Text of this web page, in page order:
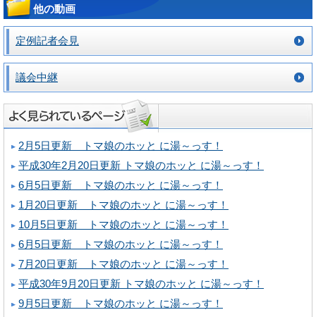
他の動画
定例記者会見
議会中継
2月5日更新 トマ娘のホッと に湯～っす！
平成30年2月20日更新 トマ娘のホッと に湯～っす！
6月5日更新 トマ娘のホッと に湯～っす！
1月20日更新 トマ娘のホッと に湯～っす！
10月5日更新 トマ娘のホッと に湯～っす！
6月5日更新 トマ娘のホッと に湯～っす！
7月20日更新 トマ娘のホッと に湯～っす！
平成30年9月20日更新 トマ娘のホッと に湯～っす！
9月5日更新 トマ娘のホッと に湯～っす！